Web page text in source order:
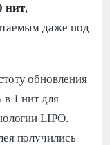
нит,
даже под
обновления
в 1 нит для
LIPO.
получились